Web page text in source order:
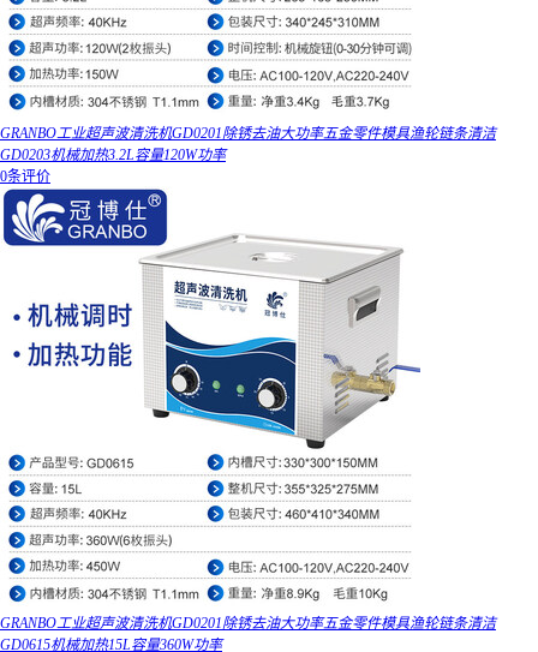
GRANBO工业超声波清洗机GD0201除锈去油大功率五金零件模具渔轮链条清洁
GD0203机械加热3.2L容量120W功率
0条评价
GRANBO工业超声波清洗机GD0201除锈去油大功率五金零件模具渔轮链条清洁
GD0615机械加热15L容量360W功率